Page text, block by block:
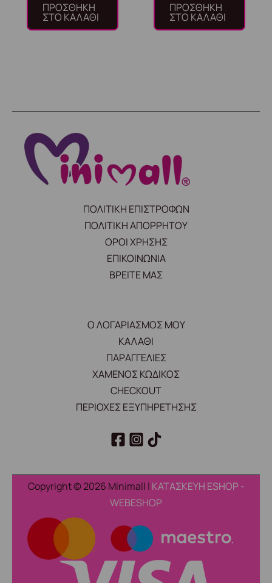
ΠΡΟΣΘΉΚΗ
ΣΤΟ ΚΑΛΆΘΙ
ΠΡΟΣΘΉΚΗ
ΣΤΟ ΚΑΛΆΘΙ
ΠΟΛΙΤΙΚΗ ΕΠΙΣΤΡΟΦΩΝ
ΠΟΛΙΤΙΚΗ ΑΠΟΡΡΗΤΟΥ
ΟΡΟΙ ΧΡΗΣΗΣ
ΕΠΙΚΟΙΝΩΝΙΑ
ΒΡΕΙΤΕ ΜΑΣ
Ο ΛΟΓΑΡΙΑΣΜΟΣ ΜΟΥ
ΚΑΛΑΘΙ
ΠΑΡΑΓΓΕΛΙΕΣ
ΧΑΜΕΝΟΣ ΚΩΔΙΚΟΣ
CHECKOUT
ΠΕΡΙΟΧΕΣ ΕΞΥΠΗΡΕΤΗΣΗΣ
Copyright © 2026 Minimall | ΚΑΤΑΣΚΕΥΗ ESHOP -
WEBESHOP